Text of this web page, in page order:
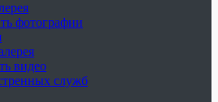
фотографии
видео
служб